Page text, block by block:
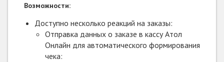
Возможности:
Доступно несколько реакций на заказы:
Отправка данных о заказе в кассу Атол
Онлайн для автоматического формирования
чека: